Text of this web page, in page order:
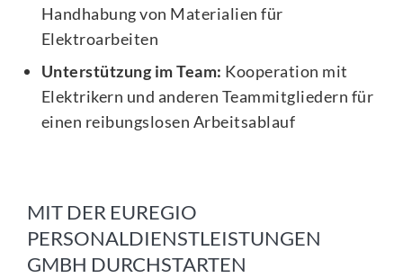
Handhabung von Materialien für
Elektroarbeiten
Unterstützung im Team: Kooperation mit
Elektrikern und anderen Teammitgliedern für
einen reibungslosen Arbeitsablauf
MIT DER EUREGIO
PERSONALDIENSTLEISTUNGEN
GMBH DURCHSTARTEN